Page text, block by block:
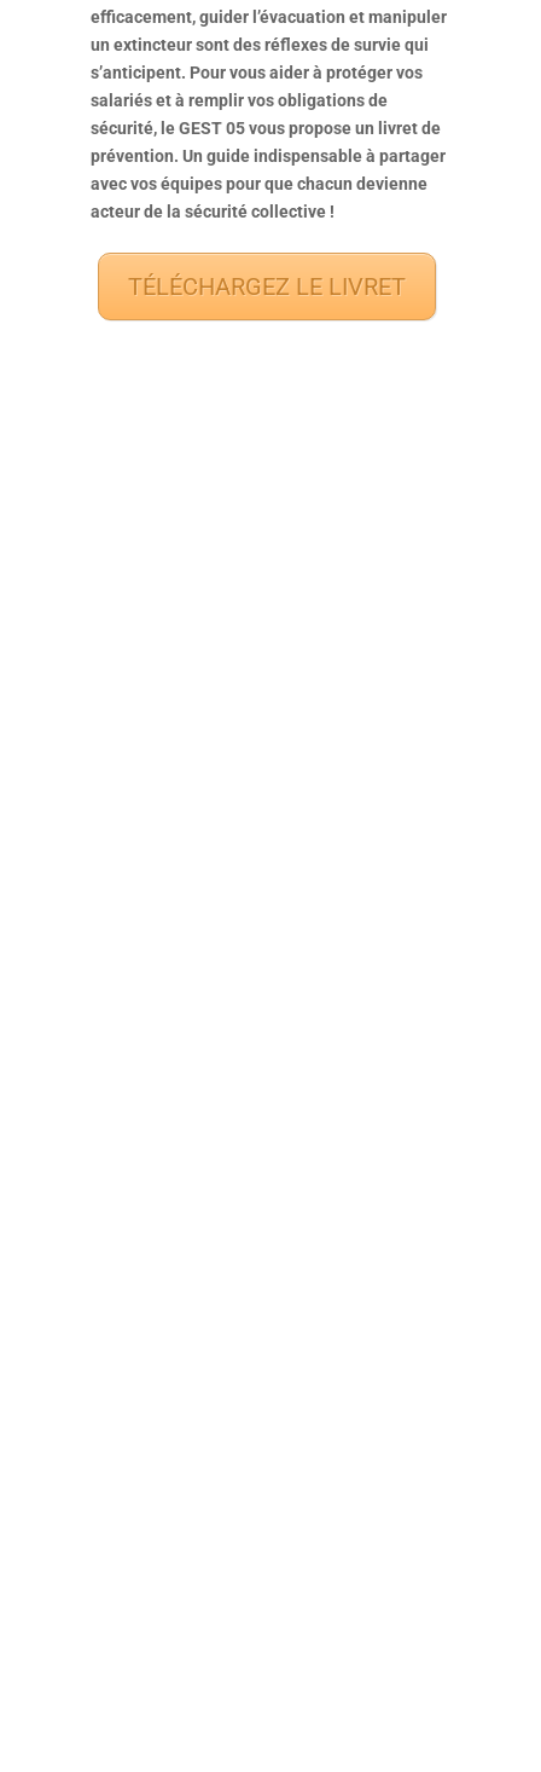
efficacement, guider l’évacuation et manipuler
un extincteur sont des réflexes de survie qui
s’anticipent. Pour vous aider à protéger vos
salariés et à remplir vos obligations de
sécurité, le GEST 05 vous propose un livret de
prévention. Un guide indispensable à partager
avec vos équipes pour que chacun devienne
acteur de la sécurité collective !
TÉLÉCHARGEZ LE LIVRET